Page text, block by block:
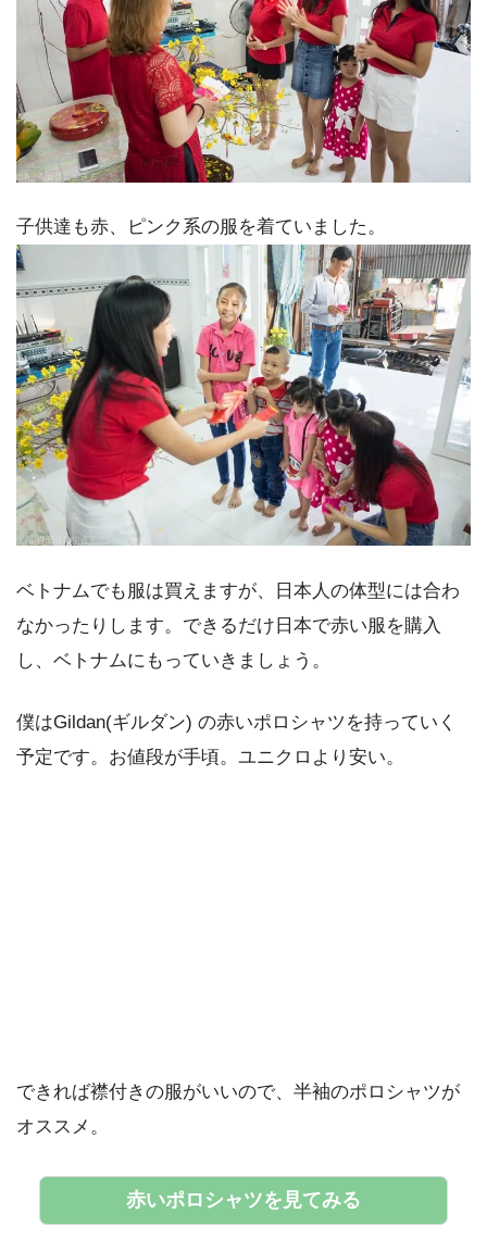
子供達も赤、ピンク系の服を着ていました。
ベトナムでも服は買えますが、日本人の体型には合わ
なかったりします。できるだけ日本で赤い服を購入
し、ベトナムにもっていきましょう。
僕はGildan(ギルダン) の赤いポロシャツを持っていく
予定です。お値段が手頃。ユニクロより安い。
できれば襟付きの服がいいので、半袖のポロシャツが
オススメ。
赤いポロシャツを見てみる